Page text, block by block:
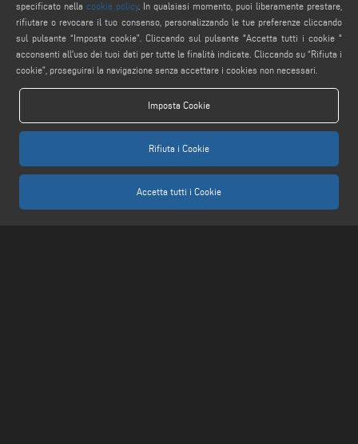
RICERCA PRODOTTO
PRODOTTI DALLA A ALLA Z
MAIL
service@keraglass.com
specificato nella cookie policy. In qualsiasi momento, puoi liberamente prestare,
rifiutare o revocare il tuo consenso, personalizzando le tue preferenze cliccando
sul pulsante “Imposta cookie”. Cliccando sul pulsante "Accetta tutti i cookie "
acconsenti all'uso dei tuoi dati per tutte le finalità indicate. Cliccando su “Rifiuta i
cookie”, proseguirai la navigazione senza accettare i cookies non necessari.
Imposta Cookie
Rifiuta i Cookie
Accetta tutti i Cookie